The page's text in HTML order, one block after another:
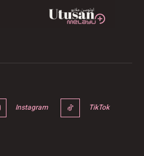
Instagram TikTok